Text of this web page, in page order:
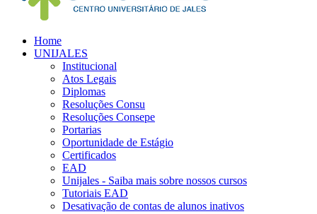
Home
UNIJALES
Institucional
Atos Legais
Diplomas
Resoluções Consu
Resoluções Consepe
Portarias
Oportunidade de Estágio
Certificados
EAD
Unijales - Saiba mais sobre nossos cursos
Tutoriais EAD
Desativação de contas de alunos inativos